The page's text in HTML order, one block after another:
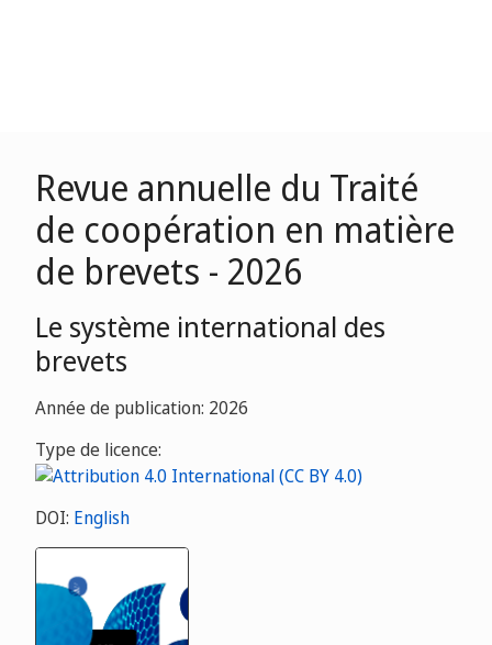
Revue annuelle du Traité
de coopération en matière
de brevets - 2026
Le système international des
brevets
Année de publication: 2026
Type de licence:
DOI: English